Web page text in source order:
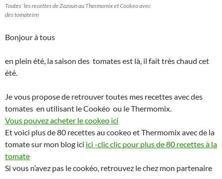
Toutes´ les recettes de Zazoun au Thermomix et Cookeo avec
des tomatesm
Bonjour à tous
en plein été, la saison des tomates est là, il fait très chaud cet
été.
Je vous propose de retrouver toutes mes recettes avec des
tomates en utilisant le Cookéo ou le Thermomix.
Vous pouvez acheter le cookeo ici
Et voici plus de 80 recettes au cookeo et Thermomix avec de la
tomate sur mon blog ici ici -clic clic pour plus de 80 recettes à la
tomate
Si vous n’avez pas le cookéo, retrouvez le chez mon partenaire